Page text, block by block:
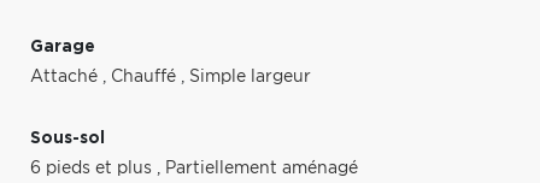
Garage
Attaché , Chauffé , Simple largeur
Sous-sol
6 pieds et plus , Partiellement aménagé